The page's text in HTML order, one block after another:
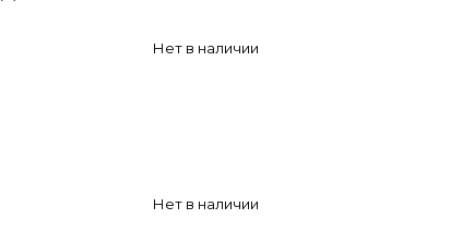
Нет в наличии
Нет в наличии